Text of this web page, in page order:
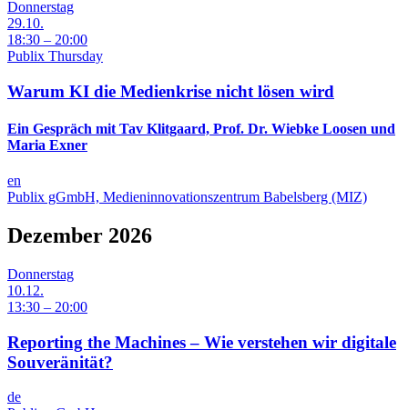
Donnerstag
29.10.
18:30 – 20:00
Publix Thursday
Warum KI die Medienkrise nicht lösen wird
Ein Gespräch mit Tav Klitgaard, Prof. Dr. Wiebke Loosen und
Maria Exner
en
Publix gGmbH, Medieninnovationszentrum Babelsberg (MIZ)
Dezember 2026
Donnerstag
10.12.
13:30 – 20:00
Reporting the Machines – Wie verstehen wir digitale
Souveränität?
de